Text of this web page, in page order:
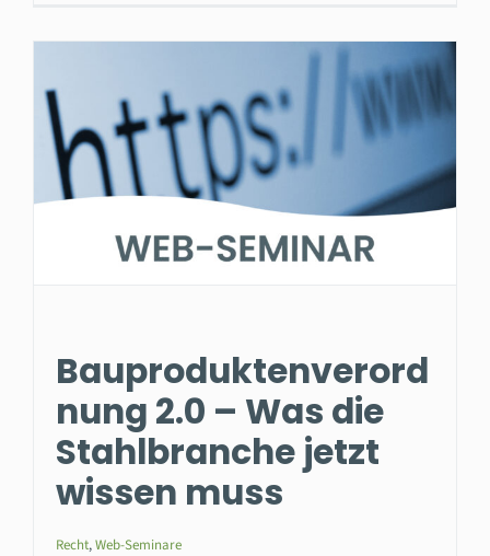
Bauproduktenverord
nung 2.0 – Was die
Stahlbranche jetzt
wissen muss
Recht,Web-Seminare